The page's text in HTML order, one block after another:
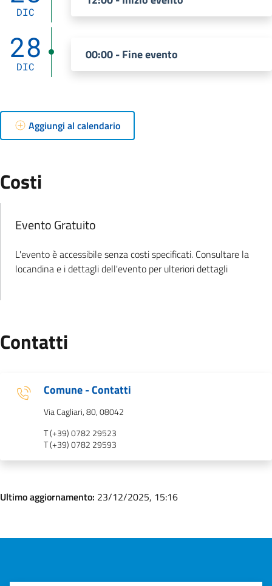
DIC
28
DIC
00:00 - Fine evento
Aggiungi al calendario
Costi
Evento Gratuito
L'evento è accessibile senza costi specificati. Consultare la
locandina e i dettagli dell'evento per ulteriori dettagli.
Contatti
Comune - Contatti
Via Cagliari, 80, 08042
T (+39) 0782 29523
T (+39) 0782 29593
Ultimo aggiornamento: 23/12/2025, 15:16